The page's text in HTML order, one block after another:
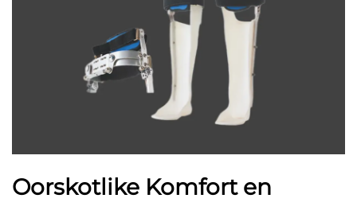
Oorskotlike Komfort en